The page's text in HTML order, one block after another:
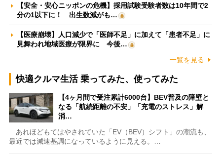
【安全・安心ニッポンの危機】採用試験受験者数は10年間で2
分の1以下に！ 出生数減がも…
【医療崩壊】人口減少で「医師不足」に加えて「患者不足」に
見舞われ地域医療が限界に 今後…
一覧を見る
快適クルマ生活 乗ってみた、使ってみた
【4ヶ月間で受注累計6000台】BEV普及の障壁と
なる「航続距離の不安」「充電のストレス」解
消…
あれほどもてはやされていた「EV（BEV）シフト」の潮流も、
最近では減速基調になっているように見える。…